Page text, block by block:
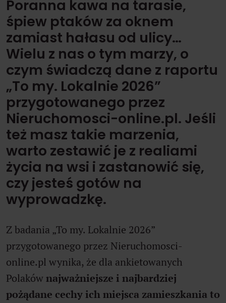
Poranna kawa na tarasie,
śpiew ptaków za oknem
zamiast hałasu od ulicy…
Wielu z nas o tym marzy, o
czym świadczą dane z raportu
„To my. Lokalnie 2026”
przygotowanego przez
Nieruchomosci-online.pl. Jeśli
też masz takie marzenia,
warto zestawić je z realiami
życia na wsi i zastanowić się,
czy jesteś gotów na
wyprowadzkę.
Z badania „To my. Lokalnie 2026”
przygotowanego przez Nieruchomosci-
online.pl wynika, że dla ankietowanych
Polakównajważniejsze i najbardziej
pożądane cechy ich miejsca zamieszkania to